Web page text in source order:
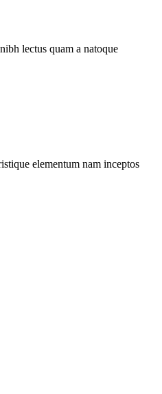
lectus quam a natoque
elementum nam inceptos